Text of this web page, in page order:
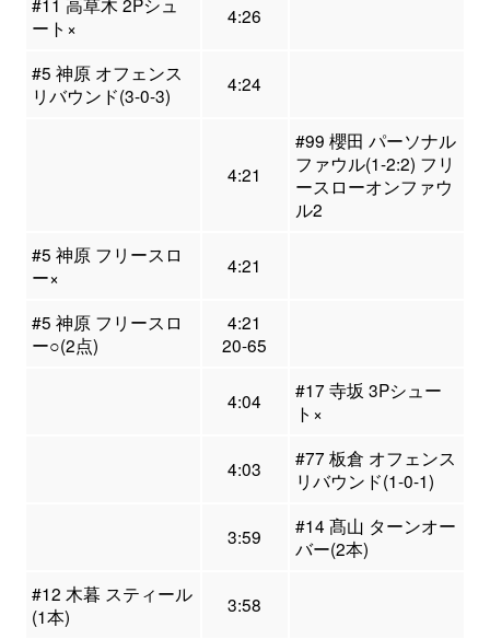
ート×
4:26
#5 神原 オフェンス
リバウンド(3-0-3)
4:24
4:21
#99 櫻田 パーソナル
ファウル(1-2:2) フリ
ースローオンファウ
ル2
#5 神原 フリースロ
ー×
4:21
#5 神原 フリースロ
ー○(2点)
4:21
20-65
4:04
#17 寺坂 3Pシュー
ト×
4:03
#77 板倉 オフェンス
リバウンド(1-0-1)
3:59
#14 髙山 ターンオー
バー(2本)
#12 木暮 スティール
(1本)
3:58